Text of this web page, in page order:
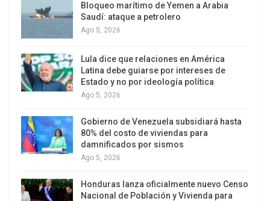
La solicitud hace referencia a los pagos de más
de 45 mil euros (casi 58 mil dólares) que recibiría
Rajoy entre 2009 y 2010 en billetes de 500 euros
en sobres de color marrón.
Además, se solicita la comparecencia de la
secretaria general del PP y presidenta de la
comunidad de Castilla La Mancha, María Dolores
de Cospedal, por la presunta percepción de
diversas cantidades en los mismos años a
servicio a la constructora Sacyr Vallehermoso.
Bloqueo marítimo de Yemen a Arabia
Saudí: ataque a petrolero
Ago 5, 2026
Lula dice que relaciones en América
Latina debe guiarse por intereses de
Estado y no por ideología política
Ago 5, 2026
Gobierno de Venezuela subsidiará hasta
80% del costo de viviendas para
damnificados por sismos
Ago 5, 2026
Honduras lanza oficialmente nuevo Censo
Nacional de Población y Vivienda para